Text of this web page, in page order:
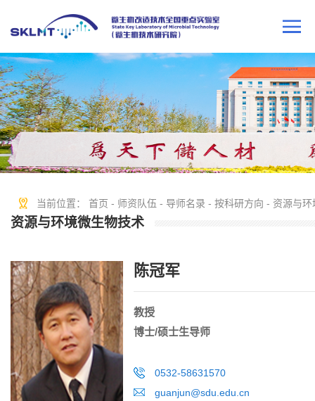
当前位置： 首页 - 师资队伍 - 导师名录 - 按科研方向 - 资源与
资源与环境微生物技术
陈冠军
教授
博士/硕士生导师
0532-58631570
guanjun@sdu.edu.cn